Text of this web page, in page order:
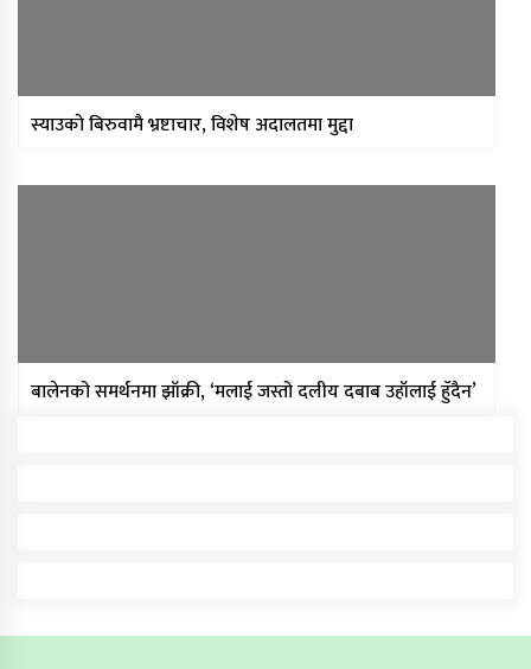
स्याउको बिरुवामै भ्रष्टाचार, विशेष अदालतमा मुद्दा
बालेनको समर्थनमा झाँक्री, ‘मलाई जस्तो दलीय दबाब उहाँलाई हुँदैन’